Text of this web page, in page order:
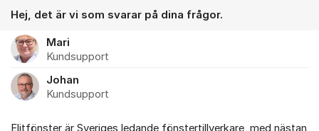
Hej, det är vi som svarar på dina frågor.
Mari
Kundsupport
Johan
Kundsupport
Elitfönster är Sveriges ledande fönstertillverkare, med nästan